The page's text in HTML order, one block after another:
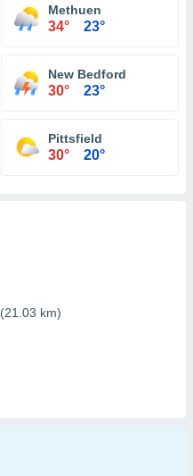
Methuen
34° 23°
New Bedford
30° 23°
Pittsfield
30° 20°
(21.03 km)